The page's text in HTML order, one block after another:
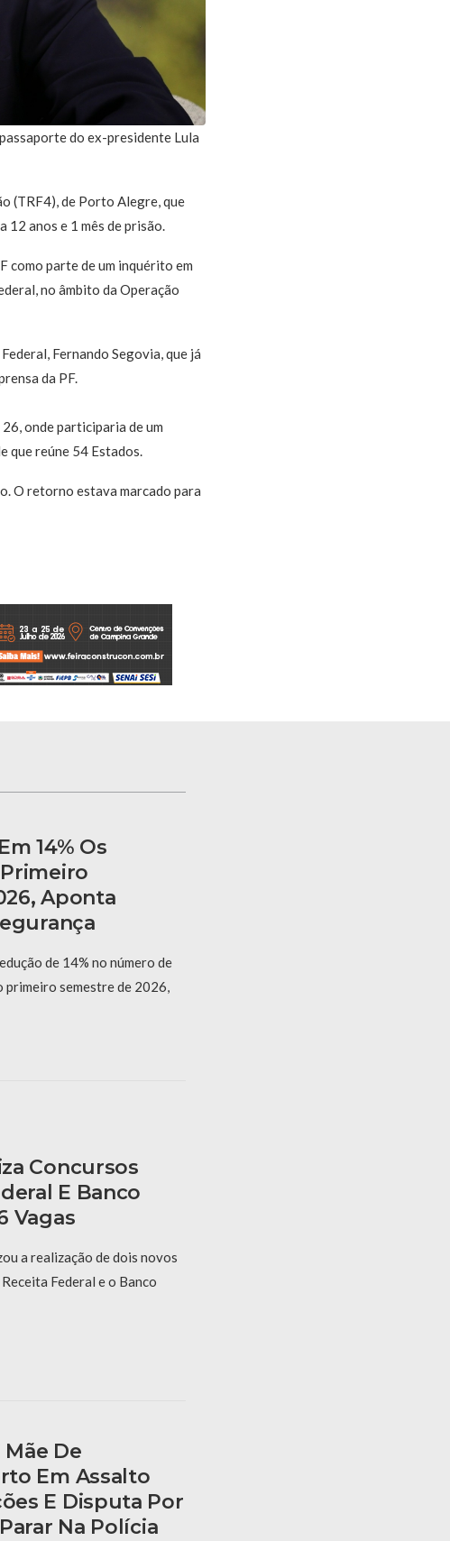
do ex-presidente Lula
(TRF4), de Porto Alegre, que
12 anos e 1 mês de prisão.
como parte de um inquérito em
no âmbito da Operação
Fernando Segovia, que já
da PF.
onde participaria de um
que reúne 54 Estados.
O retorno estava marcado para
14% Os
Aponta
de 14% no número de
semestre de 2026,
Concursos
E Banco
Vagas
a realização de dois novos
Federal e o Banco
De
Em Assalto
E Disputa Por
Na Polícia